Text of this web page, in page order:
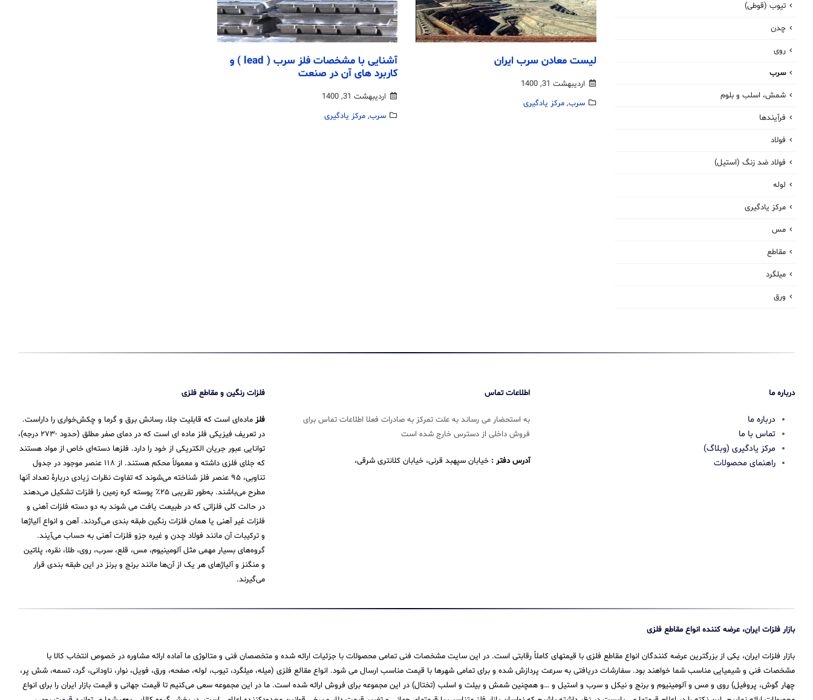
لیست معادن سرب ایران
اردیبهشت 31, 1400
سرب,مرکز یادگیری
آشنایی با مشخصات فلز سرب ( lead ) و
کاربرد های آن در صنعت
اردیبهشت 31, 1400
سرب, مرکز یادگیری
تیوب (قوطی)
چدن
روی
سرب
شمش، اسلب و بلوم
فرآیندها
فولاد
فولاد ضد زنگ (استیل)
لوله
مرکز یادگیری
مس
مقاطع
میلگرد
ورق
درباره ما
درباره ما
تماس با ما
مرکز یادگیری (وبلاگ)
راهنمای محصولات
اطلاعات تماس
به استحضار می رساند به علت تمرکز به صادرات فعلا اطلاعات تماس برای
فروش داخلی از دسترس خارج شده است
آدرس دفتر : خیابان سپهبد قرنی، خیابان کلانتری شرقی،
فلزات رنگین و مقاطع فلزی
فلز ماده‌ای است که قابلیت جلا، رسانش برق و گرما و چکش‌خواری را داراست.
در تعریف فیزیکی فلز ماده ای است که در دمای صفر مطلق (حدود -۲۷۳ درجه)،
توانایی عبور جریان الکتریکی از خود را دارد. فلزها دسته‌ای خاص از مواد هستند
که جلای فلزی داشته و معمولاً محکم هستند. از ۱۱۸ عنصر موجود در جدول
تناوبی، ۹۵ عنصر فلز شناخته می‌شوند که تفاوت نظرات زیادی دربارهٔ تعداد آنها
مطرح می‌باشند. به‌طور تقریبی ۲۵٪ پوسته کره زمین را فلزات تشکیل می‌دهند
در حالت کلی فلزاتی که در طبیعت یافت می شوند به دو دسته فلزات آهنی و
فلزات غیر آهنی یا همان فلزات رنگین طبقه بندی می‌گردند. آهن و انواع آلیاژها
و ترکیبات آن مانند فولاد چدن و غیره جزو فلزات آهنی به حساب می‌‌آیند.
گروه‌های بسیار مهمی مثل آلومینیوم، مس، قلع، سرب، روی، طلا، نقره، پلاتین
و منگنز و آلیاژهای هر یک از آن‌ها مانند برنج و برنز در این طبقه‌ بندی قرار
می‌‌گیرند.
بازار فلزات ایران، عرضه کننده انواع مقاطع فلزی
بازار فلزات ایران، یکی از بزرگترین عرضه کنندگان انواع مقاطع فلزی با قیمتهای کاملاً رقابتی است. در این سایت مشخصات فنی تمامی محصولات با جزئیات ارائه شده و متخصصان فنی و متالوژی ما آماده ارائه مشاوره در خصوص انتخاب کالا با
مشخصات فنی و شیمیایی مناسب شما خواهند بود. سفارشات دریافتی به سرعت پردازش شده و برای تمامی شهرها با قیمت مناسب ارسال می شود. انواع مقالع فلزی (میله، میلگرد، تیوب، لوله، صفحه، ورق، فویل، نوار، ناودانی، گرد، تسمه، شش پر،
چهار گوش، پروفیل) روی و مس و آلومینیوم و برنج و نیکل و سرب و استیل و …و همچنین شمش و بیلت و اسلب (تختال) در این مجموعه برای فروش ارائه شده است. ما در این مجموعه سعی می‌کنیم تا قیمت جهانی و قیمت بازار ایران را برای انواع